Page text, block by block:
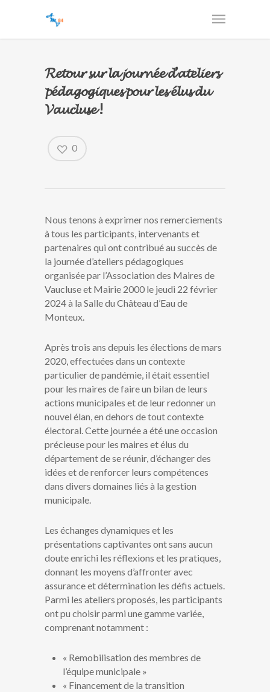
𝓡𝓮𝓽𝓸𝓾𝓻 𝓼𝓾𝓻 𝓵𝓪 𝓳𝓸𝓾𝓻𝓷𝓮́𝓮 𝓭’𝓪𝓽𝓮𝓵𝓲𝓮𝓻𝓼
𝓹𝓮́𝓭𝓪𝓰𝓸𝓰𝓲𝓺𝓾𝓮𝓼 𝓹𝓸𝓾𝓻 𝓵𝓮𝓼 𝓮́𝓵𝓾𝓼 𝓭𝓾
𝓥𝓪𝓾𝓬𝓵𝓾𝓼𝓮 !
0
Nous tenons à exprimer nos remerciements
à tous les participants, intervenants et
partenaires qui ont contribué au succès de
la journée d’ateliers pédagogiques
organisée par l’Association des Maires de
Vaucluse et Mairie 2000 le jeudi 22 février
2024 à la Salle du Château d’Eau de
Monteux.
Après trois ans depuis les élections de mars
2020, effectuées dans un contexte
particulier de pandémie, il était essentiel
pour les maires de faire un bilan de leurs
actions municipales et de leur redonner un
nouvel élan, en dehors de tout contexte
électoral. Cette journée a été une occasion
précieuse pour les maires et élus du
département de se réunir, d’échanger des
idées et de renforcer leurs compétences
dans divers domaines liés à la gestion
municipale.
Les échanges dynamiques et les
présentations captivantes ont sans aucun
doute enrichi les réflexions et les pratiques,
donnant les moyens d’affronter avec
assurance et détermination les défis actuels.
Parmi les ateliers proposés, les participants
ont pu choisir parmi une gamme variée,
comprenant notamment :
« Remobilisation des membres de
l’équipe municipale »
« Financement de la transition